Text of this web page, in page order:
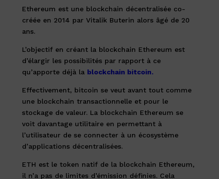
Ethereum est une blockchain décentralisée co-
créée en 2014 par Vitalik Buterin alors âgé de 20
ans.
L’objectif en créant la blockchain Ethereum est
d’élargir les possibilités par rapport à ce
qu’apporte déjà la blockchain bitcoin.
Effectivement, bitcoin se veut avant tout comme
une blockchain transactionnelle et pour le
stockage de valeur. La blockchain Ethereum se
voit davantage utilitaire en permettant à
l’utilisateur de se connecter à un écosystème
d’applications décentralisées.
ETH est le token natif de la blockchain Ethereum,
il n’a pas de limites d’émission définies. Cela